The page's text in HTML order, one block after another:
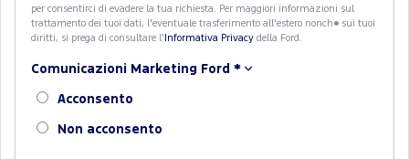
per consentirci di evadere la tua richiesta. Per maggiori informazioni sul
trattamento dei tuoi dati, l'eventuale trasferimento all'estero nonch� sui tuoi
diritti, si prega di consultare l' Informativa Privacy della Ford.
Comunicazioni Marketing Ford *
Acconsento
Non acconsento